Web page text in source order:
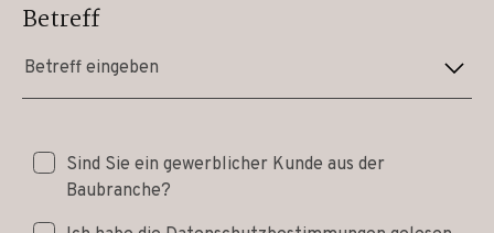
Betreff
Betreff eingeben
Sind Sie ein gewerblicher Kunde aus der
Baubranche?